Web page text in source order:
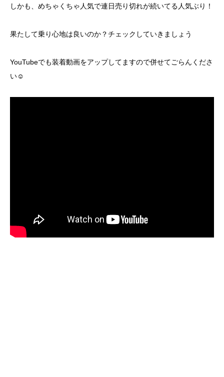
しかも、めちゃくちゃ人気で連日売り切れが続いてる人気ぶり！
果たして乗り心地は良いのか？チェックしていきましょう
YouTubeでも装着動画をアップしてますので併せてごらんくださ
い☺